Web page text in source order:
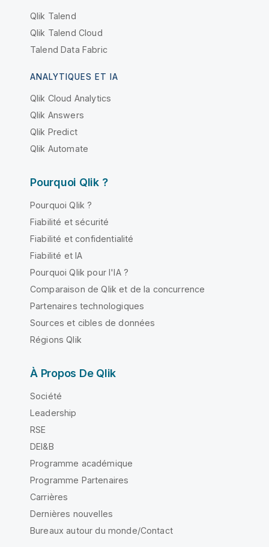
Qlik Talend
Qlik Talend Cloud
Talend Data Fabric
ANALYTIQUES ET IA
Qlik Cloud Analytics
Qlik Answers
Qlik Predict
Qlik Automate
Pourquoi Qlik ?
Pourquoi Qlik ?
Fiabilité et sécurité
Fiabilité et confidentialité
Fiabilité et IA
Pourquoi Qlik pour l'IA ?
Comparaison de Qlik et de la concurrence
Partenaires technologiques
Sources et cibles de données
Régions Qlik
À Propos De Qlik
Société
Leadership
RSE
DEI&B
Programme académique
Programme Partenaires
Carrières
Dernières nouvelles
Bureaux autour du monde/Contact